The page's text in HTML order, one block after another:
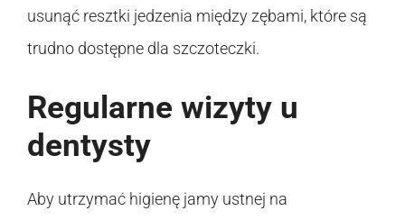
usunąć resztki jedzenia między zębami, które są
trudno dostępne dla szczoteczki.
Regularne wizyty u
dentysty
Aby utrzymać higienę jamy ustnej na